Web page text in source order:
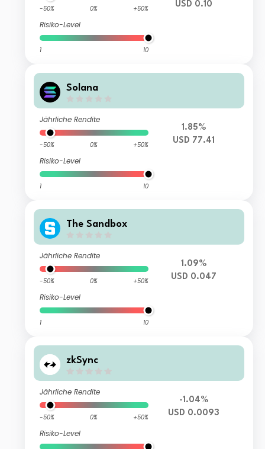
-50% 0% +50%
Risiko-Level
1 10
USD 0.10
Solana
Jährliche Rendite
-50% 0% +50%
Risiko-Level
1 10
1.85%
USD 77.41
The Sandbox
Jährliche Rendite
-50% 0% +50%
Risiko-Level
1 10
1.09%
USD 0.047
zkSync
Jährliche Rendite
-50% 0% +50%
Risiko-Level
-1.04%
USD 0.0093